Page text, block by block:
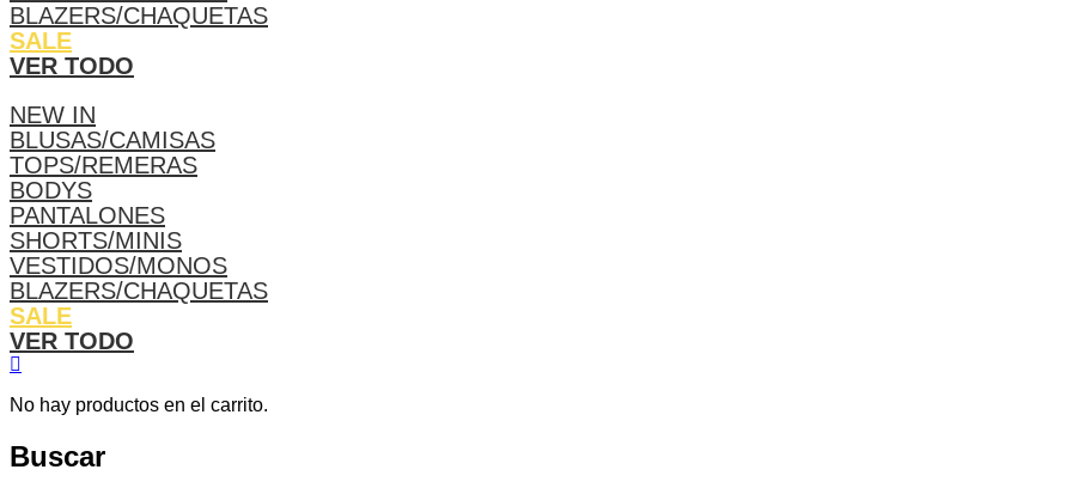
BLAZERS/CHAQUETAS
SALE
VER TODO
NEW IN
BLUSAS/CAMISAS
TOPS/REMERAS
BODYS
PANTALONES
SHORTS/MINIS
VESTIDOS/MONOS
BLAZERS/CHAQUETAS
SALE
VER TODO
No hay productos en el carrito.
Buscar